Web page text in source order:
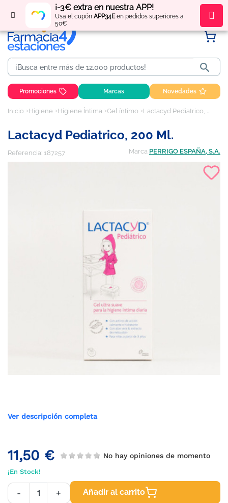
¡-3€ extra en nuestra APP!
Usa el cupón APP34Een pedidos superiores a
50€
Regístratey obténpuntos por tus compras

Promociones Marcas Novedades
Inicio Higiene Higiene Íntima Gel íntimo Lactacyd Pediatrico, 200 ml.
Lactacyd Pediatrico, 200 Ml.
Referencia: 187257 Marca PERRIGO ESPAÑA, S.A.
Ver descripción completa
11,50 € No hay opiniones de momento
¡En Stock!
- + Añadir al carrito